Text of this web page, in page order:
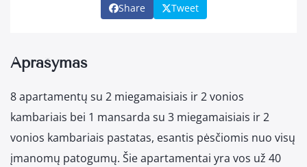
Share Tweet
Aprašymas
8 apartamentų su 2 miegamaisiais ir 2 vonios
kambariais bei 1 mansarda su 3 miegamaisiais ir 2
vonios kambariais pastatas, esantis pėsčiomis nuo visų
įmanomų patogumų. Šie apartamentai yra vos už 40